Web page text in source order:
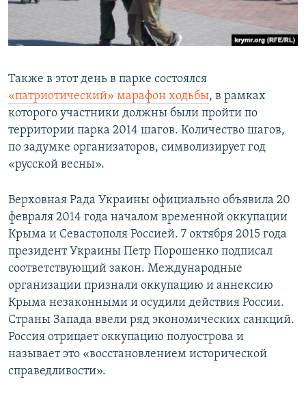
Также в этот день в парке состоялся
«патриотический» марафон ходьбы, в рамках
которого участники должны были пройти по
территории парка 2014 шагов. Количество шагов,
по задумке организаторов, символизирует год
«русской весны».
Верховная Рада Украины официально объявила 20
февраля 2014 года началом временной оккупации
Крыма и Севастополя Россией. 7 октября 2015 года
президент Украины Петр Порошенко подписал
соответствующий закон. Международные
организации признали оккупацию и аннексию
Крыма незаконными и осудили действия России.
Страны Запада ввели ряд экономических санкций.
Россия отрицает оккупацию полуострова и
называет это «восстановлением исторической
справедливости».